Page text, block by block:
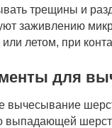
трещины и
заживлению
или летом, при
для
вычесывание
выпадающей